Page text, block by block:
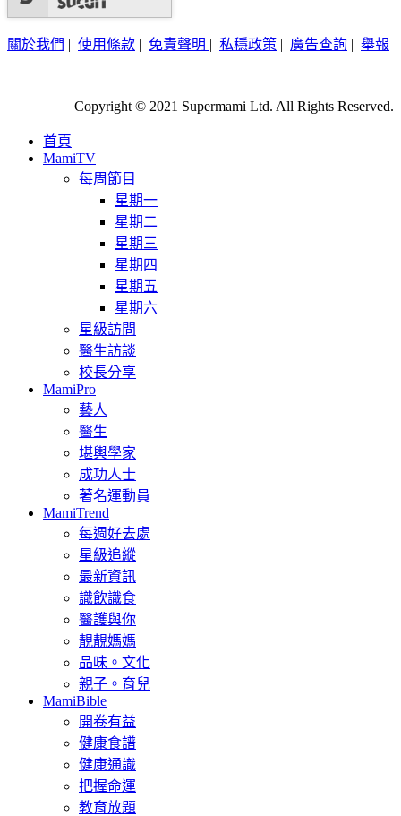
關於我們 | 使用條款 | 免責聲明 | 私穩政策 | 廣告查詢 | 舉報
Copyright © 2021 Supermami Ltd. All Rights Reserved.
首頁
MamiTV
每周節目
星期一
星期二
星期三
星期四
星期五
星期六
星級訪問
醫生訪談
校長分享
MamiPro
藝人
醫生
堪輿學家
成功人士
著名運動員
MamiTrend
每週好去處
星級追縱
最新資訊
識飲識食
醫護與你
靚靚媽媽
品味。文化
親子。育兒
MamiBible
開卷有益
健康食譜
健康通識
把握命運
教育放題